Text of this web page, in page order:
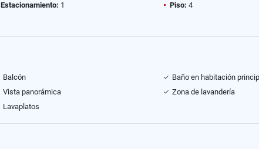
Estacionamiento: 1 Piso: 4
Balcón Baño en habitación
Vista panorámica Zona de lavandería
Lavaplatos